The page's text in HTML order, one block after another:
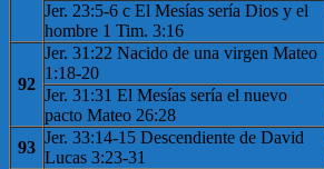
Jer. 23:5-6 c El Mesías sería Dios y el
hombre 1 Tim. 3:16
92
Jer. 31:22 Nacido de una virgen Mateo
1:18-20
Jer. 31:31 El Mesías sería el nuevo
pacto Mateo 26:28
93
Jer. 33:14-15 Descendiente de David
Lucas 3:23-31